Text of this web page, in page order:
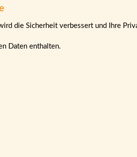
die Sicherheit verbessert und Ihre
Daten enthalten.